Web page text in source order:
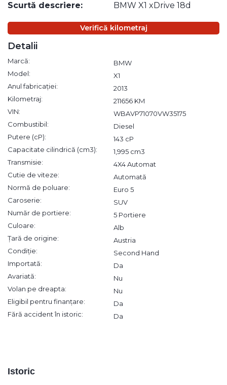
Scurtă descriere: BMW X1 xDrive 18d
Verifică kilometraj
Detalii
Marcă:
BMW
Model:
X1
Anul fabricației:
2013
Kilometraj:
211656 KM
VIN:
WBAVP71070VW35175
Combustibil:
Diesel
Putere (cP):
143 cP
Capacitate cilindrică (cm3):
1,995 cm3
Transmisie:
4X4 Automat
Cutie de viteze:
Automată
Normă de poluare:
Euro 5
Caroserie:
SUV
Număr de portiere:
5 Portiere
Culoare:
Alb
Țară de origine:
Austria
Condiție:
Second Hand
Importată:
Da
Avariată:
Nu
Volan pe dreapta:
Nu
Eligibil pentru finanțare:
Da
Fără accident în istoric:
Da
Istoric